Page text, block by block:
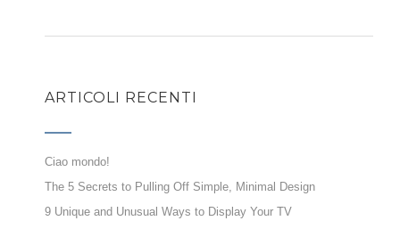
ARTICOLI RECENTI
Ciao mondo!
The 5 Secrets to Pulling Off Simple, Minimal Design
9 Unique and Unusual Ways to Display Your TV